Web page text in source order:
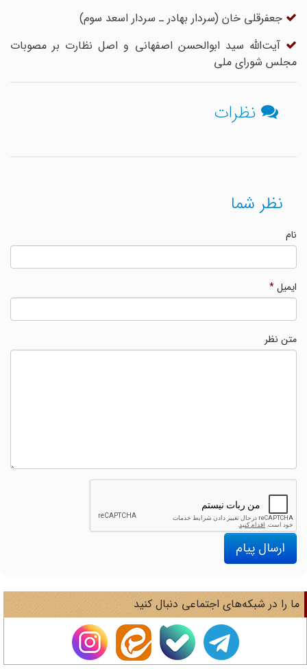
جعفرقلى‏ خان (سردار بهادر ـ سردار اسعد سوم)
آیت‌الله سید ابوالحسن اصفهانی و اصل نظارت بر مصوبات
مجلس شورای ملی
نظرات
نظر شما
ایمیل*
متن نظر
ارسال پیام
را در شبکه‌های اجتماعی دنبال کنید